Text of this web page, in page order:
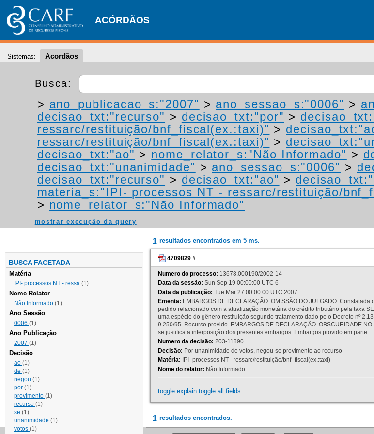
ACÓRDÃOS
Sistemas: Acordãos
Busca:
> ano_publicacao_s:"2007" > ano_sessao_s:"0006" >
decisao_txt:"recurso" > decisao_txt:"por" >
ressarc/restituição/bnf_fiscal(ex.:taxi)" >
ressarc/restituição/bnf_fiscal(ex.:taxi)" >
decisao_txt:"ao" > nome_relator_s:"Não Informado" >
decisao_txt:"unanimidade" > ano_sessao_s:"0006" >
decisao_txt:"recurso" > decisao_txt:"ao" >
materia_s:"IPI- processos NT - ressarc/restituição/
> nome_relator_s:"Não Informado"
mostrar execução da query
BUSCA FACETADA
Matéria
IPI- processos NT - ressa (1)
Nome Relator
Não Informado (1)
Ano Sessão
0006 (1)
Ano Publicação
2007 (1)
Decisão
ao (1)
de (1)
negou (1)
por (1)
provimento (1)
recurso (1)
se (1)
unanimidade (1)
votos (1)
1 resultados encontrados em 5 ms.
4709829 #
Numero do processo: 13678.000190/2002-14
Data da sessão: Sun Sep 19 00:00:00 UTC 6
Data da publicação: Tue Mar 27 00:00:00 UTC 2007
Ementa: EMBARGOS DE DECLARAÇÃO. OMISSÃO DO JULGADO.
pedido relacionado com a atualização monetária do crédito tributário pela taxa
uma espécie do gênero restituição segundo tratamento dado pelo Decreto nº
9.250/95. Recurso provido. EMBARGOS DE DECLARAÇÃO. OBSCURIDADE
se justifica a interposição dos presentes embargos. Embargos provido em parte.
Numero da decisão: 203-11890
Decisão: Por unanimidade de votos, negou-se provimento ao recurso.
Matéria: IPI- processos NT - ressarc/restituição/bnf_fiscal(ex.:taxi)
Nome do relator: Não Informado
toggle explain toggle all fields
1 resultados encontrados.